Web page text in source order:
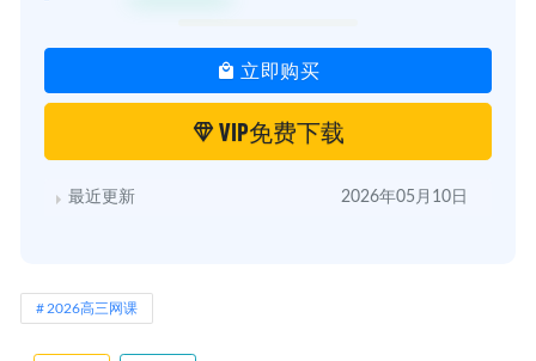
立即购买
VIP免费下载
最近更新 2026年05月10日
2026高三网课